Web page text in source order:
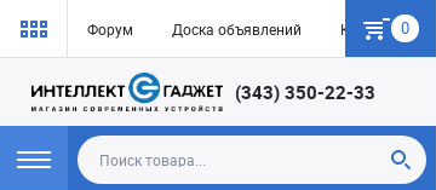
Форум Доска объявлений Как купить
0
(343) 350-22-33